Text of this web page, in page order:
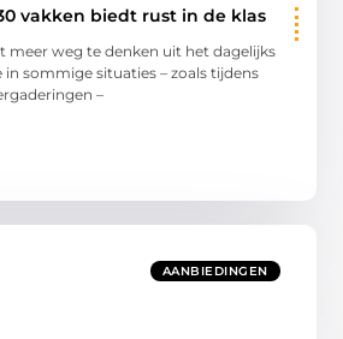
vakken biedt rust in de klas
meer weg te denken uit het dagelijks
in sommige situaties – zoals tijdens
–
AANBIEDINGEN